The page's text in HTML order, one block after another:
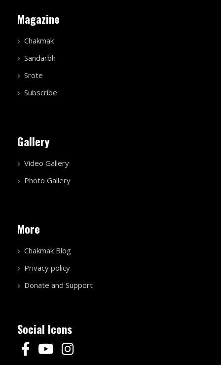
Magazine
Chakmak
Sandarbh
Srote
Subscribe
Gallery
Video Gallery
Photo Gallery
More
Chakmak Blog
Privacy policy
Donate and Support
Social Icons